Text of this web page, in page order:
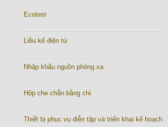
Ecotest
Liều kế điện tử
Nhập khẩu nguồn phóng xạ
Hộp che chắn bằng chì
Thiết bị phục vụ diễn tập và triển khai kế hoạch